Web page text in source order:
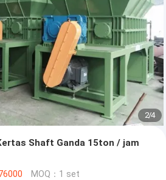
2/4
Shaft Ganda 15ton / jam
MOQ：1 set